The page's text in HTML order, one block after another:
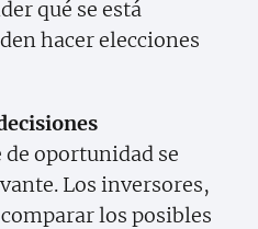
qué se está
hacer elecciones
de oportunidad se
Los inversores,
los posibles